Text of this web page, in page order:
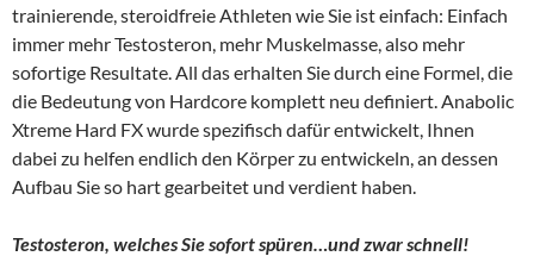
trainierende, steroidfreie Athleten wie Sie ist einfach: Einfach
immer mehr Testosteron, mehr Muskelmasse, also mehr
sofortige Resultate. All das erhalten Sie durch eine Formel, die
die Bedeutung von Hardcore komplett neu definiert. Anabolic
Xtreme Hard FX wurde spezifisch dafür entwickelt, Ihnen
dabei zu helfen endlich den Körper zu entwickeln, an dessen
Aufbau Sie so hart gearbeitet und verdient haben.
Testosteron, welches Sie sofort spüren…und zwar schnell!